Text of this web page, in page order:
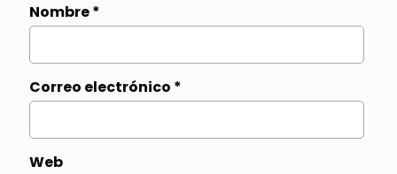
Nombre*
Correo electrónico *
Web